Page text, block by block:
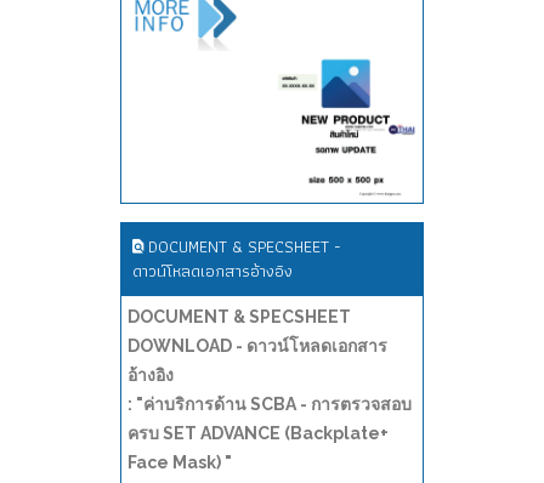
DOCUMENT & SPECSHEET -
ดาวน์โหลดเอกสารอ้างอิง
DOCUMENT & SPECSHEET
DOWNLOAD - ดาวน์โหลดเอกสาร
อ้างอิง
: "ค่าบริการด้าน SCBA - การตรวจสอบ
ครบ SET ADVANCE (Backplate+
Face Mask) "